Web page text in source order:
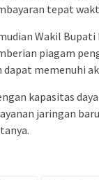
tepat
Wakil Bupati
piagam
dapat memenuhi
kapasitas
jaringan